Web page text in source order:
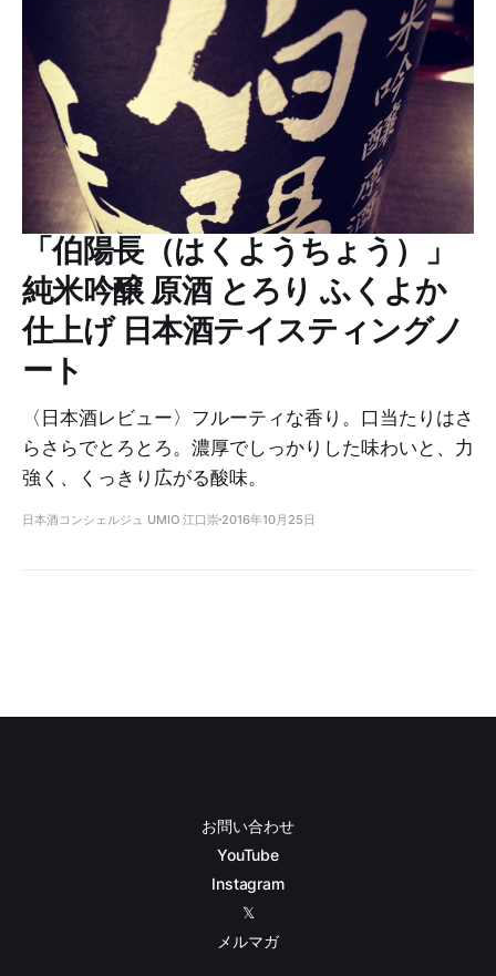
「伯陽長（はくようちょう）」
純米吟醸 原酒 とろり ふくよか
仕上げ 日本酒テイスティングノ
ート
〈日本酒レビュー〉フルーティな香り。口当たりはさ
らさらでとろとろ。濃厚でしっかりした味わいと、力
強く、くっきり広がる酸味。
日本酒コンシェルジュ UMIO 江口崇 2016年10月25日
お問い合わせ
YouTube
Instagram
𝕏
メルマガ